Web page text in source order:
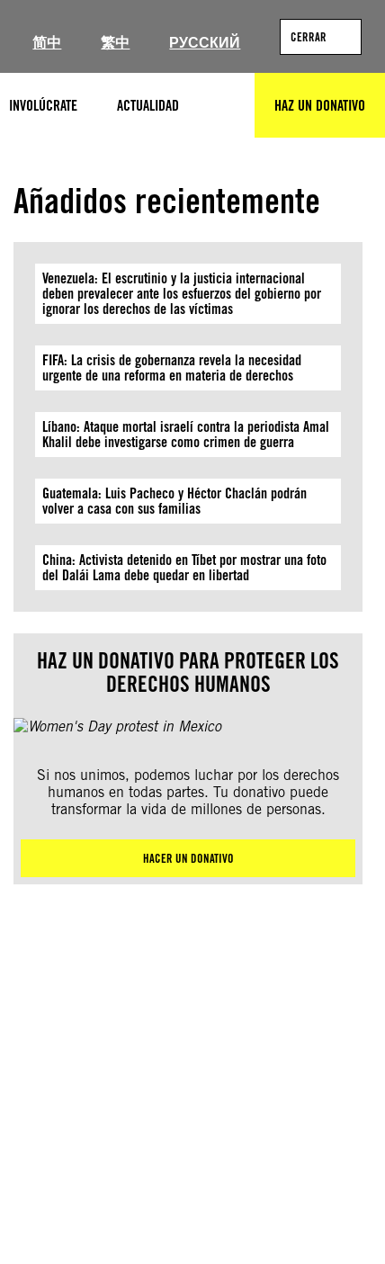
简中 繁中 РУССКИЙ CERRAR
INVOLÚCRATE ACTUALIDAD HAZ UN DONATIVO
Añadidos recientemente
Venezuela: El escrutinio y la justicia internacional
deben prevalecer ante los esfuerzos del gobierno por
ignorar los derechos de las víctimas
FIFA: La crisis de gobernanza revela la necesidad
urgente de una reforma en materia de derechos
Líbano: Ataque mortal israelí contra la periodista Amal
Khalil debe investigarse como crimen de guerra
Guatemala: Luis Pacheco y Héctor Chaclán podrán
volver a casa con sus familias
China: Activista detenido en Tíbet por mostrar una foto
del Dalái Lama debe quedar en libertad
HAZ UN DONATIVO PARA PROTEGER LOS
DERECHOS HUMANOS
Si nos unimos, podemos luchar por los derechos
humanos en todas partes. Tu donativo puede
transformar la vida de millones de personas.
HACER UN DONATIVO